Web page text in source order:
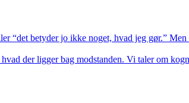
“det betyder jo ikke noget, hvad jeg gør.”
der ligger bag modstanden. Vi taler om